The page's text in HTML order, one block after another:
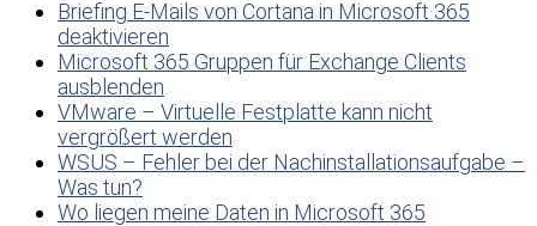
Briefing E-Mails von Cortana in Microsoft 365
deaktivieren
Microsoft 365 Gruppen für Exchange Clients
ausblenden
VMware – Virtuelle Festplatte kann nicht
vergrößert werden
WSUS – Fehler bei der Nachinstallationsaufgabe –
Was tun?
Wo liegen meine Daten in Microsoft 365